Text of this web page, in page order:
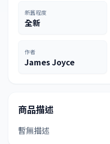
新舊程度
全新
作者
James Joyce
商品描述
暫無描述